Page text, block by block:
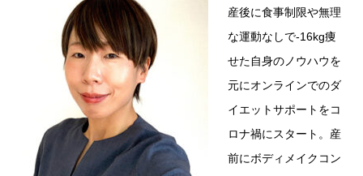
産後に食事制限や無理
な運動なしで-16kg痩
せた自身のノウハウを
元にオンラインでのダ
イエットサポートをコ
ロナ禍にスタート。産
前にボディメイクコン